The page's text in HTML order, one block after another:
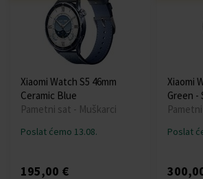
Xiaomi Watch S5 46mm
Ceramic Blue
Pametni sat - Muškarci
Poslat ćemo 13.08.
195,00 €
Xiaomi
Green -
Poslat